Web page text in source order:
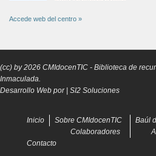
Accede web del centro »
(cc) by2026 CMIdocenTIC - Biblioteca de
Inmaculada.
Desarrollo Web por | SI2 Soluciones
Inicio
Sobre CMIdocenTIC
Colaboradores
Baúl
Contacto